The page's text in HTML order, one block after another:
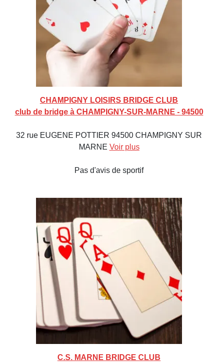
CHAMPIGNY LOISIRS BRIDGE CLUB
club de bridge à CHAMPIGNY-SUR-MARNE - 94500
32 rue EUGENE POTTIER 94500 CHAMPIGNY SUR
MARNE Voir plus
Pas d'avis de sportif
C.S. MARNE BRIDGE CLUB